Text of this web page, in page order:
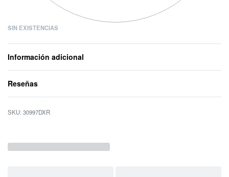
SIN EXISTENCIAS
Información adicional
Reseñas
30997DXR